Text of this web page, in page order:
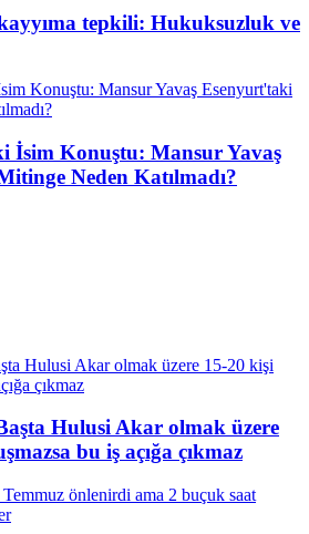
tepkili: Hukuksuzluk ve
İsim Konuştu: Mansur Yavaş
Neden Katılmadı?
Hulusi Akar olmak üzere
bu iş açığa çıkmaz